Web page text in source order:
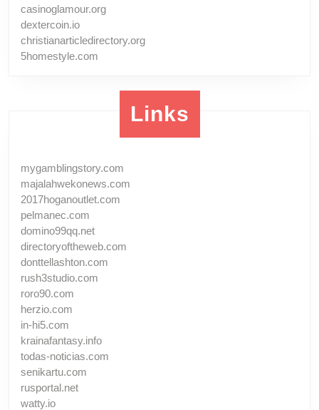
casinoglamour.org
dextercoin.io
christianarticledirectory.org
5homestyle.com
Links
mygamblingstory.com
majalahwekonews.com
2017hoganoutlet.com
pelmanec.com
domino99qq.net
directoryoftheweb.com
donttellashton.com
rush3studio.com
roro90.com
herzio.com
in-hi5.com
krainafantasy.info
todas-noticias.com
senikartu.com
rusportal.net
watty.io